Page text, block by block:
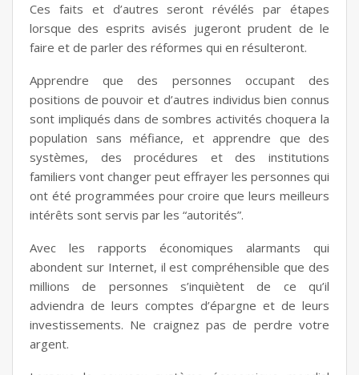
Ces faits et d’autres seront révélés par étapes
lorsque des esprits avisés jugeront prudent de le
faire et de parler des réformes qui en résulteront.
Apprendre que des personnes occupant des
positions de pouvoir et d’autres individus bien connus
sont impliqués dans de sombres activités choquera la
population sans méfiance, et apprendre que des
systèmes, des procédures et des institutions
familiers vont changer peut effrayer les personnes qui
ont été programmées pour croire que leurs meilleurs
intérêts sont servis par les “autorités”.
Avec les rapports économiques alarmants qui
abondent sur Internet, il est compréhensible que des
millions de personnes s’inquiètent de ce qu’il
adviendra de leurs comptes d’épargne et de leurs
investissements. Ne craignez pas de perdre votre
argent.